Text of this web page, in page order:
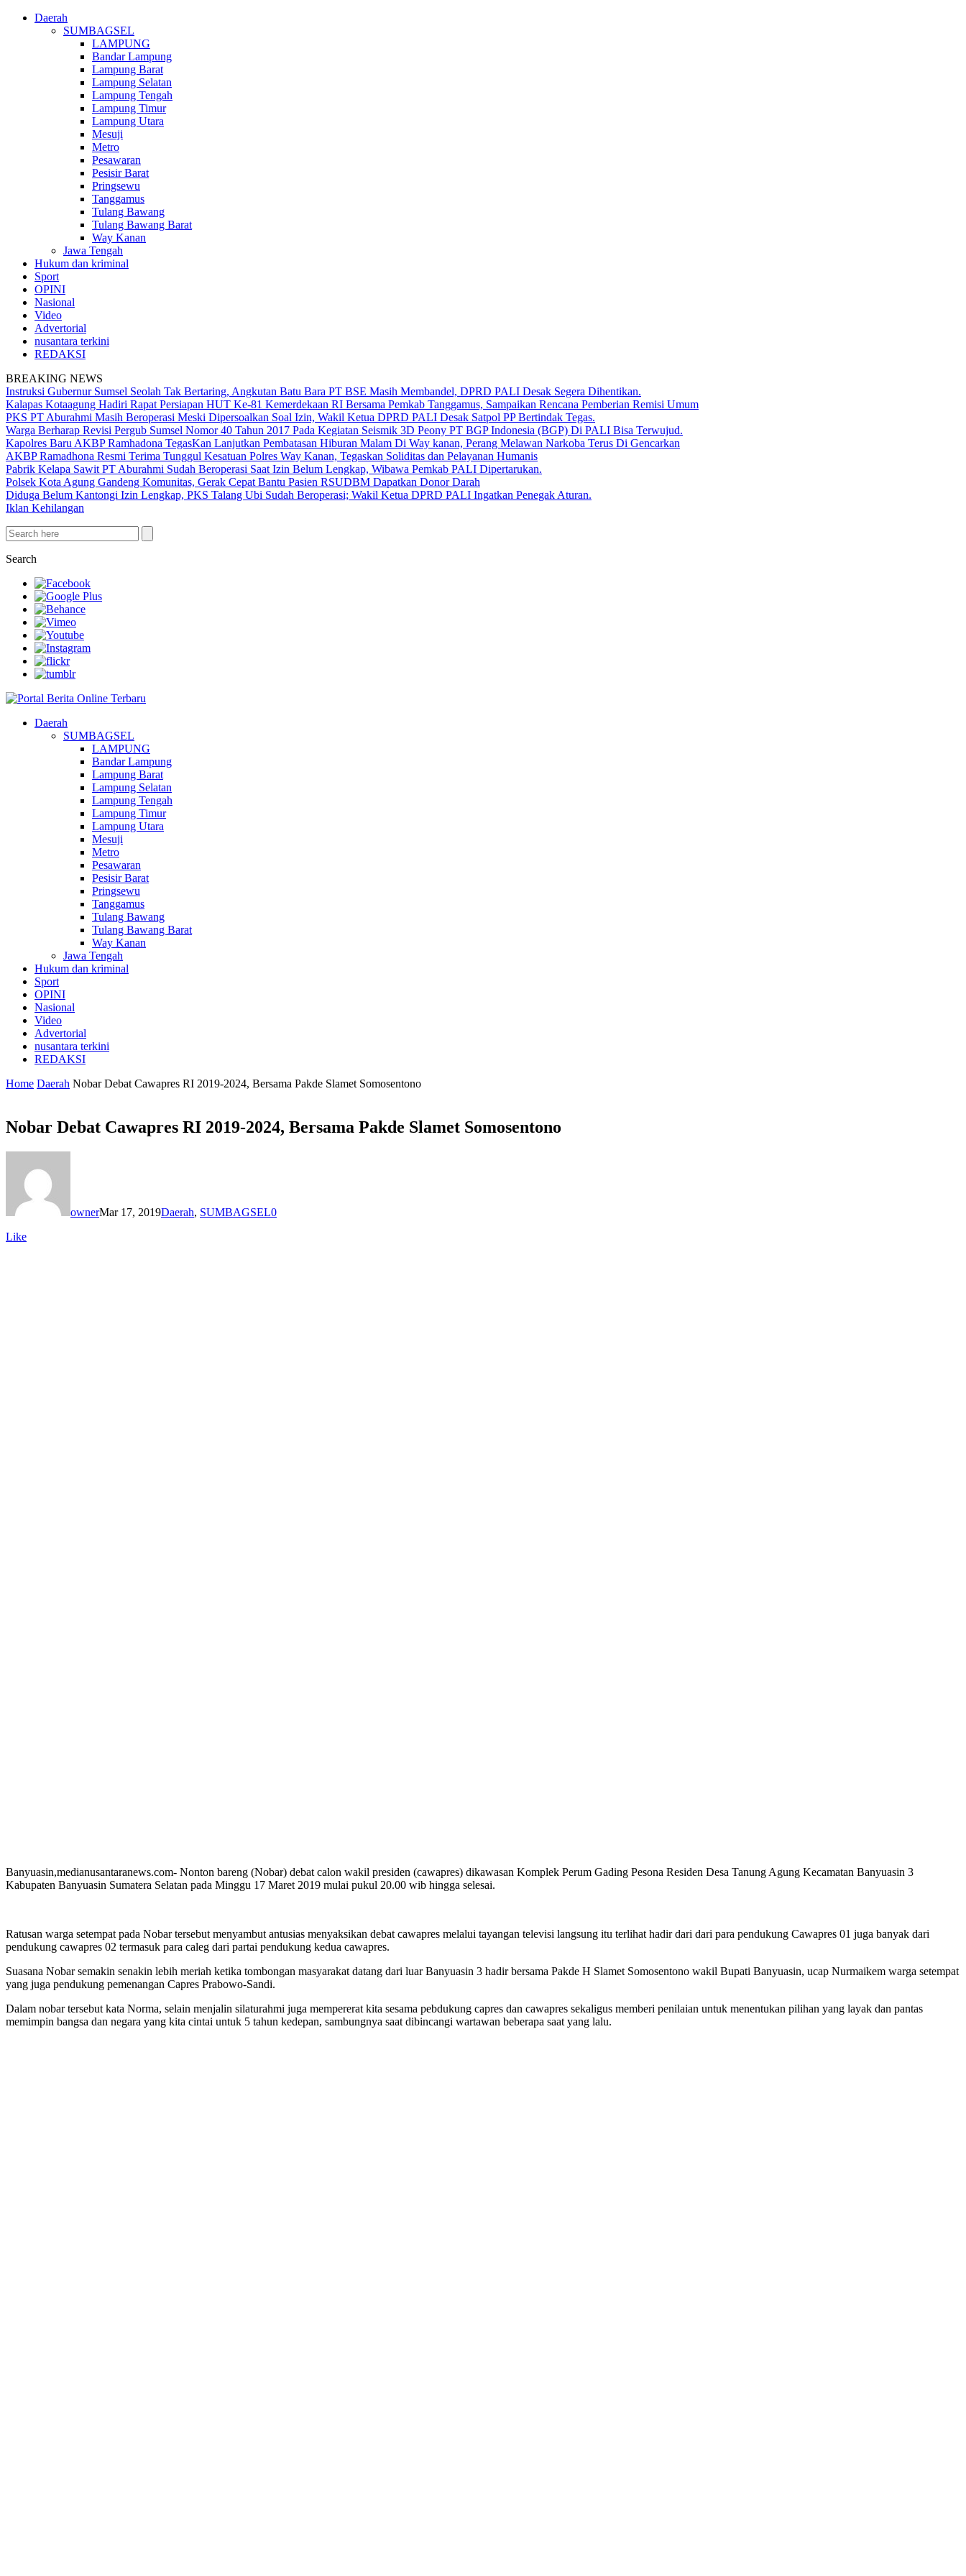
Daerah
SUMBAGSEL
LAMPUNG
Bandar Lampung
Lampung Barat
Lampung Selatan
Lampung Tengah
Lampung Timur
Lampung Utara
Mesuji
Metro
Pesawaran
Pesisir Barat
Pringsewu
Tanggamus
Tulang Bawang
Tulang Bawang Barat
Way Kanan
Jawa Tengah
Hukum dan kriminal
Sport
OPINI
Nasional
Video
Advertorial
nusantara terkini
REDAKSI
BREAKING NEWS
Instruksi Gubernur Sumsel Seolah Tak Bertaring, Angkutan Batu Bara PT BSE Masih Membandel, DPRD PALI Desak Segera Dihentikan.
Kalapas Kotaagung Hadiri Rapat Persiapan HUT Ke-81 Kemerdekaan RI Bersama Pemkab Tanggamus, Sampaikan Rencana Pemberian Remisi Umum
PKS PT Aburahmi Masih Beroperasi Meski Dipersoalkan Soal Izin, Wakil Ketua DPRD PALI Desak Satpol PP Bertindak Tegas.
Warga Berharap Revisi Pergub Sumsel Nomor 40 Tahun 2017 Pada Kegiatan Seismik 3D Peony PT BGP Indonesia (BGP) Di PALI Bisa Terwujud.
Kapolres Baru AKBP Ramhadona TegasKan Lanjutkan Pembatasan Hiburan Malam Di Way kanan, Perang Melawan Narkoba Terus Di Gencarkan
AKBP Ramadhona Resmi Terima Tunggul Kesatuan Polres Way Kanan, Tegaskan Soliditas dan Pelayanan Humanis
Pabrik Kelapa Sawit PT Aburahmi Sudah Beroperasi Saat Izin Belum Lengkap, Wibawa Pemkab PALI Dipertarukan.
Polsek Kota Agung Gandeng Komunitas, Gerak Cepat Bantu Pasien RSUDBM Dapatkan Donor Darah
Diduga Belum Kantongi Izin Lengkap, PKS Talang Ubi Sudah Beroperasi; Wakil Ketua DPRD PALI Ingatkan Penegak Aturan.
Iklan Kehilangan
Search
Daerah
SUMBAGSEL
LAMPUNG
Bandar Lampung
Lampung Barat
Lampung Selatan
Lampung Tengah
Lampung Timur
Lampung Utara
Mesuji
Metro
Pesawaran
Pesisir Barat
Pringsewu
Tanggamus
Tulang Bawang
Tulang Bawang Barat
Way Kanan
Jawa Tengah
Hukum dan kriminal
Sport
OPINI
Nasional
Video
Advertorial
nusantara terkini
REDAKSI
Home Daerah Nobar Debat Cawapres RI 2019-2024, Bersama Pakde Slamet Somosentono
Nobar Debat Cawapres RI 2019-2024, Bersama Pakde Slamet Somosentono
ownerMar 17, 2019Daerah, SUMBAGSEL0
Like
Banyuasin,medianusantaranews.com- Nonton bareng (Nobar) debat calon wakil presiden (cawapres) dikawasan Komplek Perum Gading Pesona Residen Desa Tanung Agung Kecamatan Banyuasin 3
Kabupaten Banyuasin Sumatera Selatan pada Minggu 17 Maret 2019 mulai pukul 20.00 wib hingga selesai.
Ratusan warga setempat pada Nobar tersebut menyambut antusias menyaksikan debat cawapres melalui tayangan televisi langsung itu terlihat hadir dari dari para pendukung Cawapres 01 juga banyak dari
pendukung cawapres 02 termasuk para caleg dari partai pendukung kedua cawapres.
Suasana Nobar semakin senakin lebih meriah ketika tombongan masyarakat datang dari luar Banyuasin 3 hadir bersama Pakde H Slamet Somosentono wakil Bupati Banyuasin, ucap Nurmaikem warga setempat
yang juga pendukung pemenangan Capres Prabowo-Sandi.
Dalam nobar tersebut kata Norma, selain menjalin silaturahmi juga mempererat kita sesama pebdukung capres dan cawapres sekaligus memberi penilaian untuk menentukan pilihan yang layak dan pantas
memimpin bangsa dan negara yang kita cintai untuk 5 tahun kedepan, sambungnya saat dibincangi wartawan beberapa saat yang lalu.